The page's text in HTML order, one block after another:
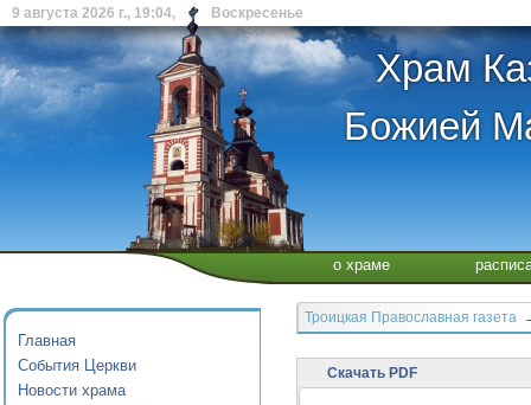
9 августа 2026 г., 19:04, Воскресенье
Храм
Божией
о храме
Главная
События Церкви
Новости храма
Троицкая Православная газета
Скачать PDF